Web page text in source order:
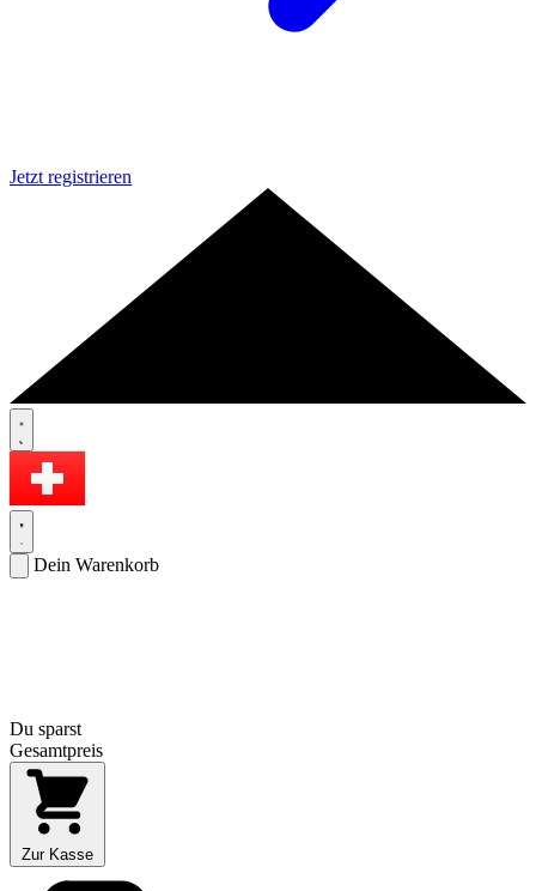
Jetzt registrieren
Dein Warenkorb
Du sparst
Gesamtpreis
Zur Kasse